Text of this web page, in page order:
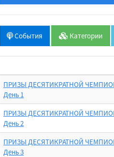
События Категории
ПРИЗЫ ДЕСЯТИКРАТНОЙ
День 1
ПРИЗЫ ДЕСЯТИКРАТНОЙ
День 2
ПРИЗЫ ДЕСЯТИКРАТНОЙ
День 3